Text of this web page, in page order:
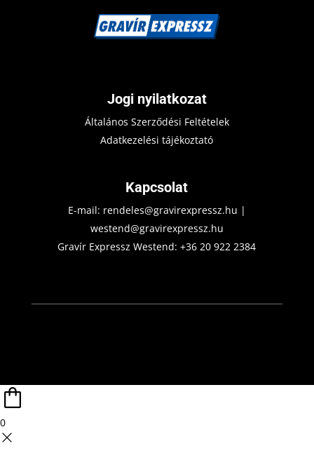
Jogi nyilatkozat
Általános Szerződési Feltételek
Adatkezelési tájékoztató
Kapcsolat
E-mail: rendeles@gravirexpressz.hu |
westend@gravirexpressz.hu
Gravír Expressz Westend:+36 20 922 2384
0